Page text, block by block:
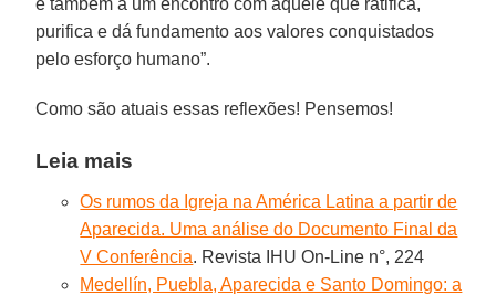
purifica e dá fundamento aos valores conquistados
pelo esforço humano”.
Como são atuais essas reflexões! Pensemos!
Leia mais
Os rumos da Igreja na América Latina a partir de
Aparecida. Uma análise do Documento Final da
V Conferência. Revista IHU On-Line n°, 224
Medellín, Puebla, Aparecida e Santo Domingo: a